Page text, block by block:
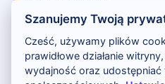
Polityka Prywatności
Wakacje w Egipcie
Rankingi hoteli
Szanujemy Twoją
Cześć, używamy plików
prawidłowe działanie
wydajność oraz udostępniać